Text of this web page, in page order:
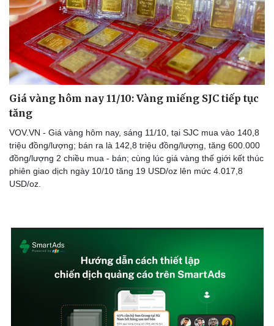
Doanh nghiệp
Thông tin doanh nghiệp
Doanh nghiệp 24h
Doanh nhân
Vì cộng đồng
Công nghệ
Sành điệu
Tin Công nghệ
Trải nghiệm
Giá vàng hôm nay 11/10: Vàng miếng SJC tiếp tục
tăng
VOV.VN - Giá vàng hôm nay, sáng 11/10, tại SJC mua vào 140,8
triệu đồng/lượng; bán ra là 142,8 triệu đồng/lượng, tăng 600.000
đồng/lượng 2 chiều mua - bán; cùng lúc giá vàng thế giới kết thúc
phiên giao dịch ngày 10/10 tăng 19 USD/oz lên mức 4.017,8
USD/oz.